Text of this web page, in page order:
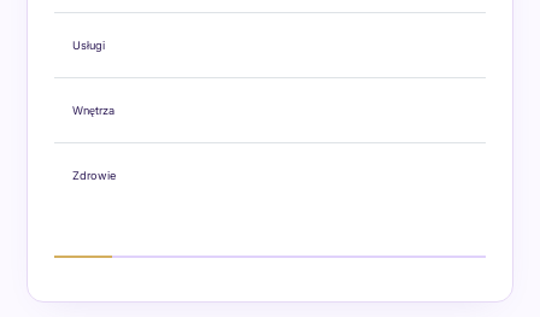
Usługi
Wnętrza
Zdrowie